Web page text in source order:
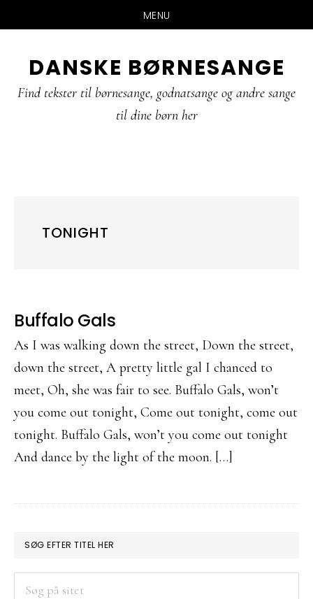
MENU
indhold
direkte
til
direkte
til
DANSKE BØRNESANGE
Find tekster til børnesange, godnatsange og andre sange
til dine børn her
TONIGHT
Buffalo Gals
As I was walking down the street, Down the street,
down the street, A pretty little gal I chanced to
meet, Oh, she was fair to see. Buffalo Gals, won’t
you come out tonight, Come out tonight, come out
tonight. Buffalo Gals, won’t you come out tonight
And dance by the light of the moon. […]
PRIMÆR
SIDEBAR
SØG EFTER TITEL HER